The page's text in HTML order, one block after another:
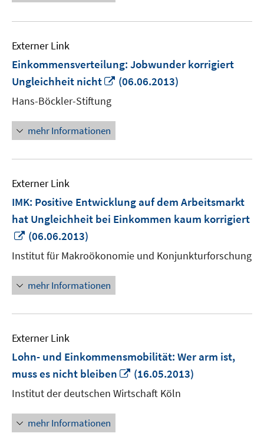
Externer Link
Einkommensverteilung: Jobwunder korrigiert
Ungleichheit nicht
In
(06.06.2013)
Hans-Böckler-Stiftung
mehr Informationen
Externer Link
IMK: Positive Entwicklung auf dem Arbeitsmarkt
hat Ungleichheit bei Einkommen kaum korrigiert
In
neuem
Fenster
öffnen
(06.06.2013)
Institut für Makroökonomie und Konjunkturforschung
mehr Informationen
Externer Link
Lohn- und Einkommensmobilität: Wer arm ist,
muss es nicht bleiben
In
neuem
Fenster
(16.05.2013)
Institut der deutschen Wirtschaft Köln
mehr Informationen